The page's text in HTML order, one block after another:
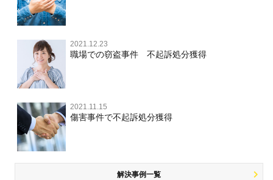
業務妨害
自転車事故
ストーカー事件
銃刀法違反
風営法・風適法違反
被害者との示談を円満に進めるためには
刑事事件で被疑者を不起訴処分にするには
事件を秘密にするためにとるべき行動とは
自首・出頭の不安や悩みを解消するためには
脅迫・強要
逮捕・監禁
略取・誘拐・人身売買
器物損壊
業務妨害
公務執行妨害
盗撮，のぞき
不同意わいせつ（旧：強制わいせつ，準強制わいせつ），
監護者わいせつ
不同意性交等・監護者性交等
淫行・援助交際
公然わいせつ罪，わいせつ物頒布罪，淫行勧誘罪
児童ポルノ，リベンジポルノ
風営法・風適法違反
窃盗罪
詐欺罪
恐喝罪
横領・背任
盗品売買・譲り受け等
知的財産と刑事事件
薬物事件 TOP
覚せい剤
大麻
麻薬及び向精神薬
危険ドラッグ
事件別－交通違反・交通事故
交通違反・交通事故 TOP
人身事故・死亡事故
ひき逃げ・当て逃げ
無免許運転
飲酒運転
その他
その他 TOP
商標法違反
放火・失火
犯罪収益移転防止法違反
控訴・上告
国選弁護士と私選弁護士の違い
裁判員裁判
司法取引・刑事免責
取調べの注意点
少年事件の手続と特色
2021.12.23
職場での窃盗事件 不起訴処分獲得
2021.11.15
傷害事件で不起訴処分獲得
解決事例一覧